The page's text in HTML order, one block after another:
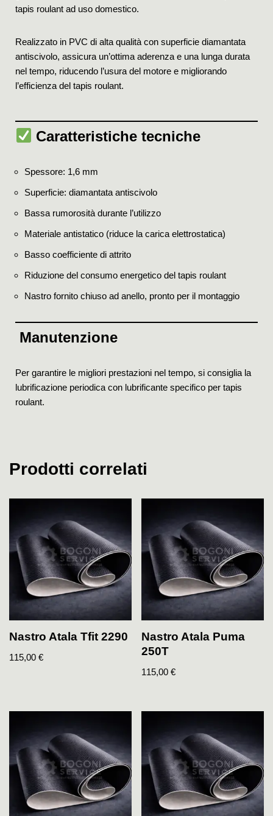
tapis roulant ad uso domestico.
Realizzato in PVC di alta qualità con superficie diamantata
antiscivolo, assicura un’ottima aderenza e una lunga durata
nel tempo, riducendo l’usura del motore e migliorando
l’efficienza del tapis roulant.
Caratteristiche tecniche
Spessore: 1,6 mm
Superficie: diamantata antiscivolo
Bassa rumorosità durante l’utilizzo
Materiale antistatico (riduce la carica elettrostatica)
Basso coefficiente di attrito
Riduzione del consumo energetico del tapis roulant
Nastro fornito chiuso ad anello, pronto per il montaggio
Manutenzione
Per garantire le migliori prestazioni nel tempo, si consiglia la
lubrificazione periodica con lubrificante specifico per tapis
roulant.
Prodotti correlati
Nastro Atala Tfit 2290
115,00 €
Nastro Atala Puma
250T
115,00€